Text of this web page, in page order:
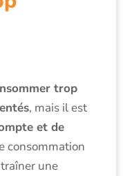
trop
, mais il est
et de
consommation
une